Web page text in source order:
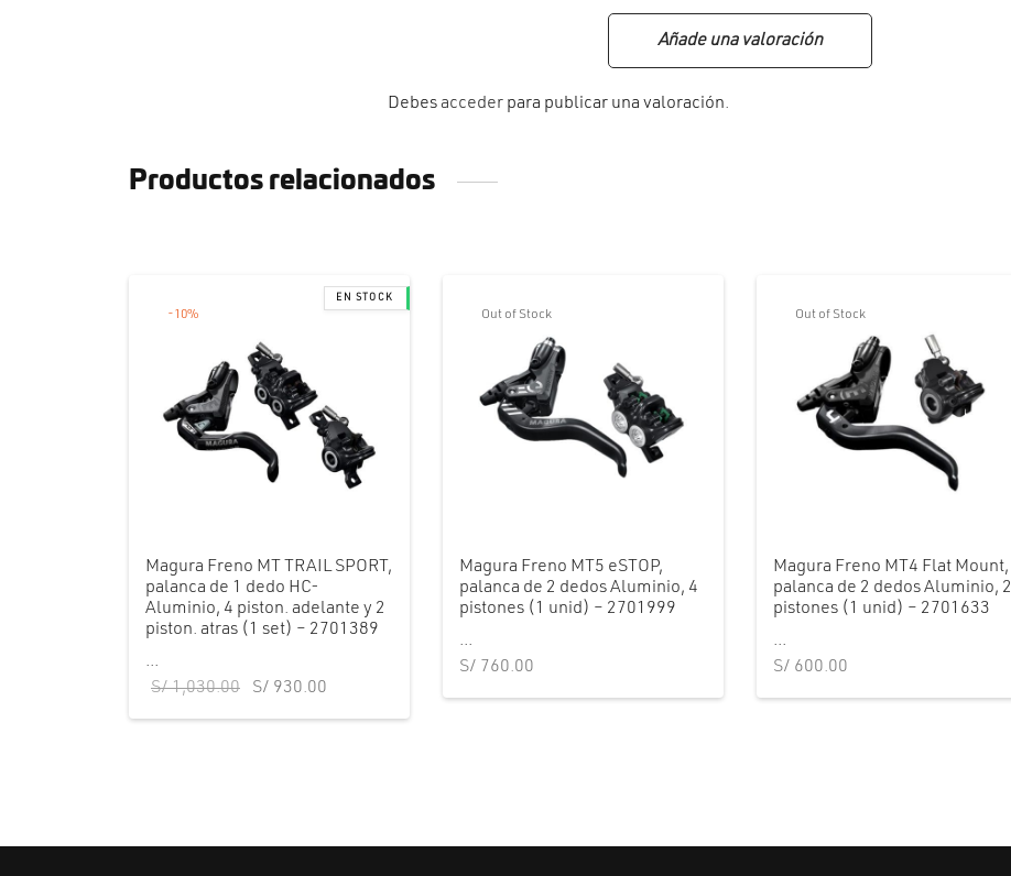
Añade una valoración
Debesacceder para publicar una valoración.
Productos relacionados
-10%
Magura Freno MT TRAIL SPORT,
palanca de 1 dedo HC-
Aluminio, 4 piston. adelante y 2
piston. atras (1 set) – 2701389
...
S/1,030.00
El precio
S/ 930.00
Out of Stock
Magura Freno MT5 eSTOP,
palanca de 2 dedos Aluminio, 4
pistones (1 unid) – 2701999
...
S/ 760.00
Out of Stock
Magura Freno MT4 Flat Mount,
palanca de 2 dedos Aluminio, 2
pistones (1 unid) – 2701633
...
S/ 600.00